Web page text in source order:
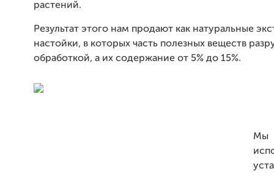
растений.
Результат этого нам продают как натуральные
настойки, в которых часть полезных веществ
обработкой, а их содержание от 5% до 15%.